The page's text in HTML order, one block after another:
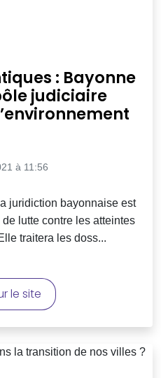
: Bayonne
judiciaire
à 11:56
juridiction bayonnaise est
lutte contre les atteintes
traitera les doss...
le site